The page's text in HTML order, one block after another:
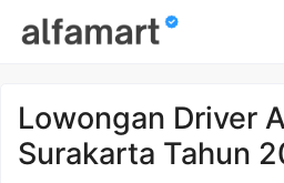
Lowongan Driver
Surakarta Tahun